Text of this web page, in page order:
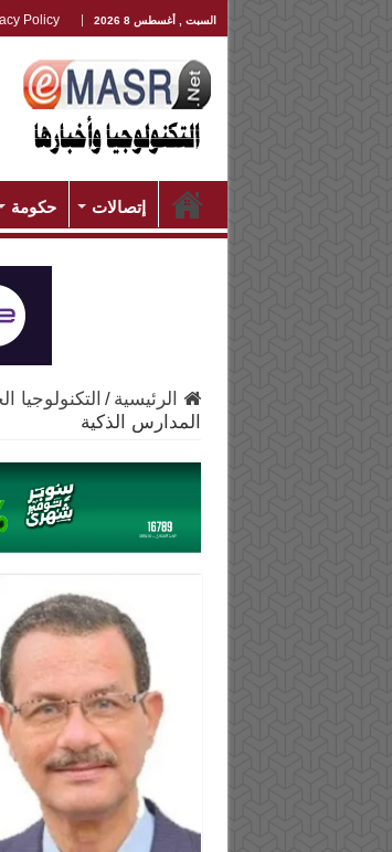
السبت , أغسطس 8 2026 Policy
إتصالات حكومة
الرئيسية / التكنولوجيا
المدارس الذكية